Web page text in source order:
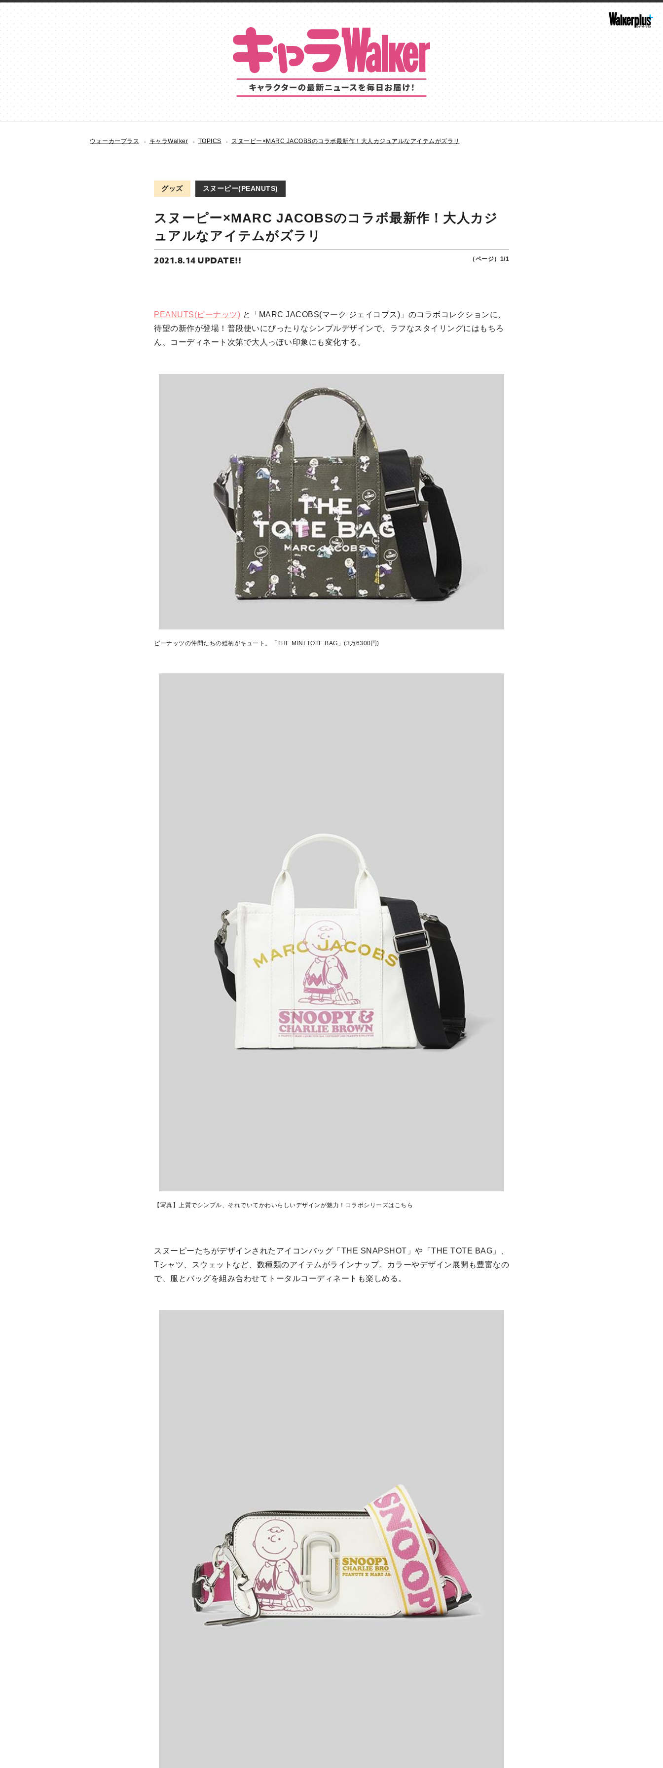
ウォーカープラス キャラWalker TOPICS スヌーピー×MARC JACOBSのコラボ最新作！大人カジュアルなアイテムがズラリ
グッズ スヌーピー(PEANUTS)
スヌーピー×MARC JACOBSのコラボ最新作！大人カジ
ュアルなアイテムがズラリ
2021.8.14 UPDATE!! （ページ）1/1
PEANUTS(ピーナッツ) と「MARC JACOBS(マーク ジェイコブス)」のコラボコレクションに、
待望の新作が登場！普段使いにぴったりなシンプルデザインで、ラフなスタイリングにはもちろ
ん、コーディネート次第で大人っぽい印象にも変化する。
ピーナッツの仲間たちの総柄がキュート。「THE MINI TOTE BAG」(3万6300円)
【写真】上質でシンプル、それでいてかわいらしいデザインが魅力！コラボシリーズはこちら
スヌーピーたちがデザインされたアイコンバッグ「THE SNAPSHOT」や「THE TOTE BAG」、
Tシャツ、スウェットなど、数種類のアイテムがラインナップ。カラーやデザイン展開も豊富なの
で、服とバッグを組み合わせてトータルコーディネートも楽しめる。